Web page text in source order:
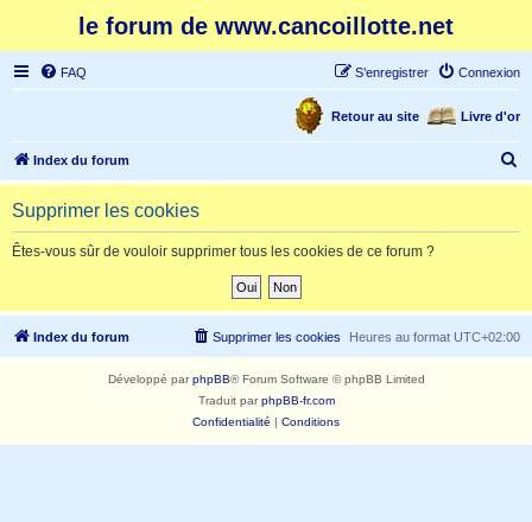
le forum de www.cancoillotte.net
FAQ Connexion
S’enregistrer
Livre d'or
Retour au site
Index du forum
e
h
Supprimer les cookies
Êtes-vous sûr de vouloir supprimer tous les cookies de ce forum ?
Index du forum Heures au format UTC+02:00
Supprimer les cookies
Développé parphpBB® Forum Software © phpBB Limited
Traduit parphpBB-fr.com
Confidentialité | Conditions